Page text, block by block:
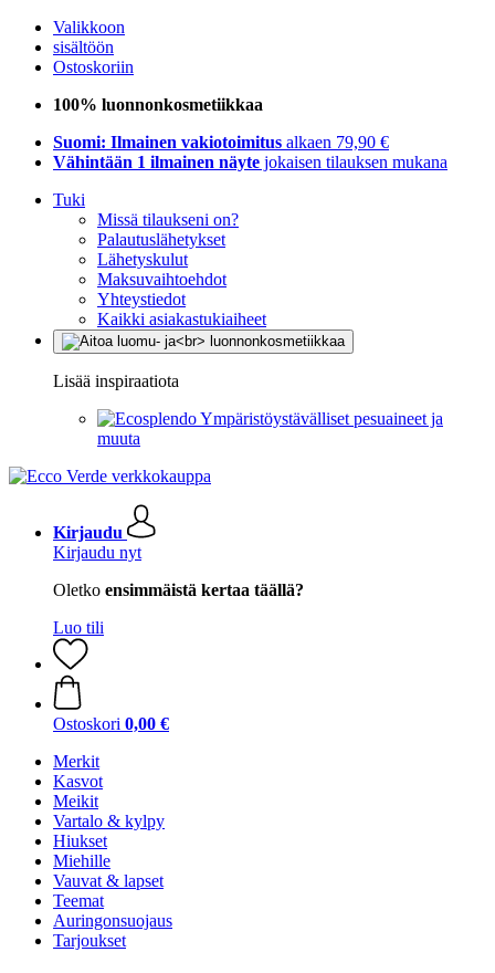
Valikkoon
sisältöön
Ostoskoriin
100% luonnonkosmetiikkaa
Suomi: Ilmainen vakiotoimitus alkaen 79,90 €
Vähintään 1 ilmainen näyte jokaisen tilauksen mukana
Tuki
Missä tilaukseni on?
Palautuslähetykset
Lähetyskulut
Maksuvaihtoehdot
Yhteystiedot
Kaikki asiakastukiaiheet
Lisää inspiraatiota
Ympäristöystävälliset pesuaineet ja
muuta
Kirjaudu
Kirjaudu nyt
Oletko ensimmäistä kertaa täällä?
Luo tili
Ostoskori 0,00 €
Merkit
Kasvot
Meikit
Vartalo & kylpy
Hiukset
Miehille
Vauvat & lapset
Teemat
Auringonsuojaus
Tarjoukset